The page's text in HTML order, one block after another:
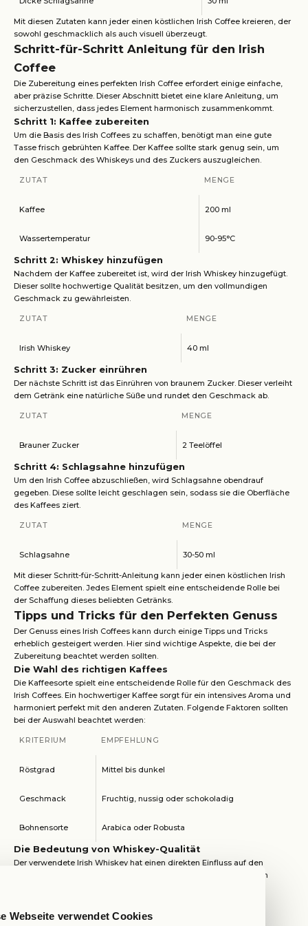
Webseite verwendet Cookies
Mit diesen Zutaten kann jeder einen köstlichen Irish Coffee kreieren, der
sowohl geschmacklich als auch visuell überzeugt.
Schritt-für-Schritt Anleitung für den Irish
Coffee
Die Zubereitung eines perfekten Irish Coffee erfordert einige einfache,
aber präzise Schritte. Dieser Abschnitt bietet eine klare Anleitung, um
sicherzustellen, dass jedes Element harmonisch zusammenkommt.
Schritt 1: Kaffee zubereiten
Um die Basis des Irish Coffees zu schaffen, benötigt man eine gute
Tasse frisch gebrühten Kaffee. Der Kaffee sollte stark genug sein, um
den Geschmack des Whiskeys und des Zuckers auszugleichen.
ZUTAT MENGE
Kaffee 200 ml
Wassertemperatur 90-95°C
Schritt 2: Whiskey hinzufügen
Nachdem der Kaffee zubereitet ist, wird der Irish Whiskey hinzugefügt.
Dieser sollte hochwertige Qualität besitzen, um den vollmundigen
Geschmack zu gewährleisten.
ZUTAT MENGE
Irish Whiskey 40 ml
Schritt 3: Zucker einrühren
Der nächste Schritt ist das Einrühren von braunem Zucker. Dieser verleiht
dem Getränk eine natürliche Süße und rundet den Geschmack ab.
ZUTAT MENGE
Brauner Zucker 2 Teelöffel
Schritt 4: Schlagsahne hinzufügen
Um den Irish Coffee abzuschließen, wird Schlagsahne obendrauf
gegeben. Diese sollte leicht geschlagen sein, sodass sie die Oberfläche
des Kaffees ziert.
ZUTAT MENGE
Schlagsahne 30-50 ml
Mit dieser Schritt-für-Schritt-Anleitung kann jeder einen köstlichen Irish
Coffee zubereiten. Jedes Element spielt eine entscheidende Rolle bei
der Schaffung dieses beliebten Getränks.
Tipps und Tricks für den Perfekten Genuss
Der Genuss eines Irish Coffees kann durch einige Tipps und Tricks
erheblich gesteigert werden. Hier sind wichtige Aspekte, die bei der
Zubereitung beachtet werden sollten.
Die Wahl des richtigen Kaffees
Die Kaffeesorte spielt eine entscheidende Rolle für den Geschmack des
Irish Coffees. Ein hochwertiger Kaffee sorgt für ein intensives Aroma und
harmoniert perfekt mit den anderen Zutaten. Folgende Faktoren sollten
bei der Auswahl beachtet werden:
KRITERIUM EMPFEHLUNG
Röstgrad Mittel bis dunkel
Geschmack Fruchtig, nussig oder schokoladig
Bohnensorte Arabica oder Robusta
Die Bedeutung von Whiskey-Qualität
Der verwendete Irish Whiskey hat einen direkten Einfluss auf den
Geschmack des Endprodukts. Hochwertiger Whiskey sorgt für ein